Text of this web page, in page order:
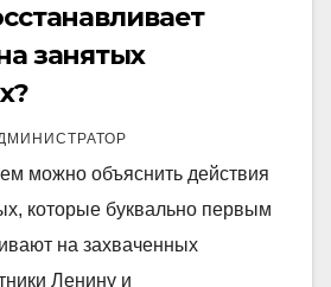
занятых
можно объяснить действия
которые буквально первым
на захваченных
Ленину и